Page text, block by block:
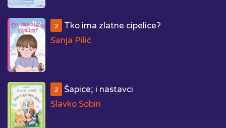
2
Tko ima zlatne cipelice?
Sanja Pilić
2
Šapice; i nastavci
Slavko Sobin